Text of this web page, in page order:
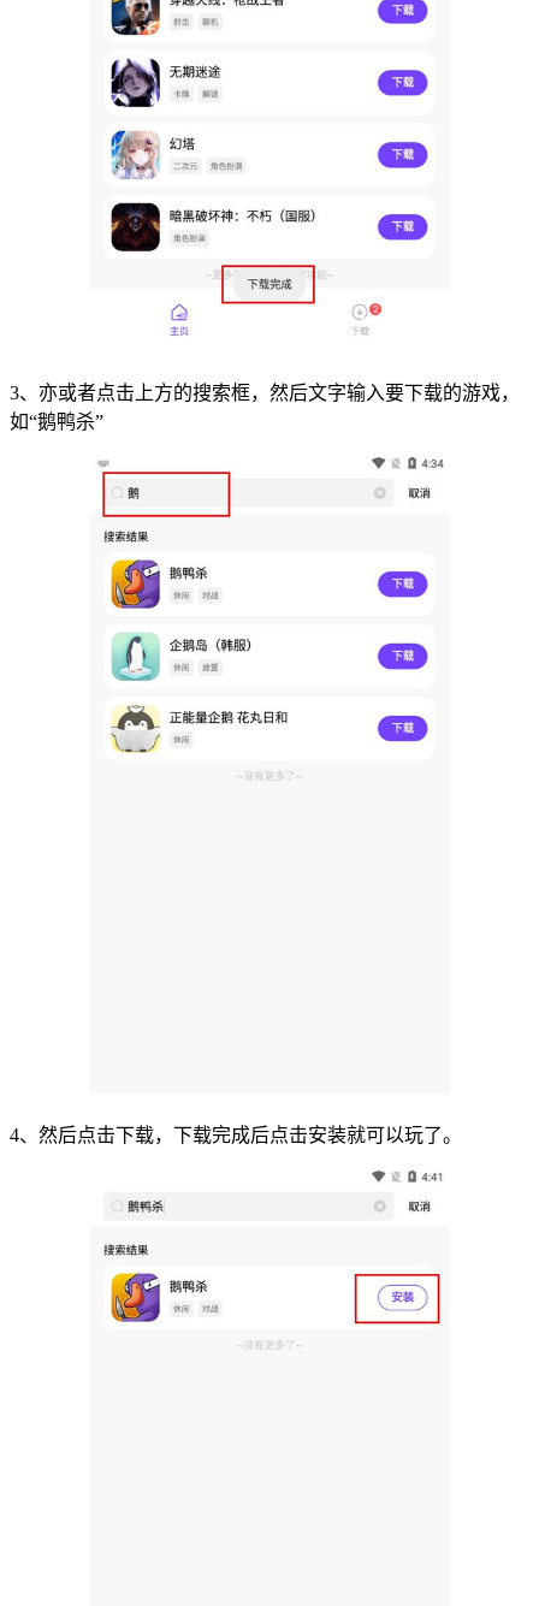
3、亦或者点击上方的搜索框，然后文字输入要下载的游戏，
如“鹅鸭杀”
4、然后点击下载，下载完成后点击安装就可以玩了。